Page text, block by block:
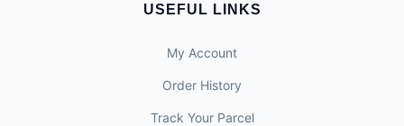
USEFUL LINKS
My Account
Order History
Track Your Parcel